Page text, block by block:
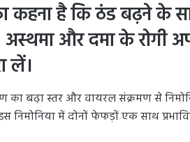
कहना है कि ठंड बढ़ने के
और दमा के रोगी
लें।
का बढ़ा स्तर और वायरल संक्रमण से
निमोनिया में दोनों फेफड़ों एक साथ